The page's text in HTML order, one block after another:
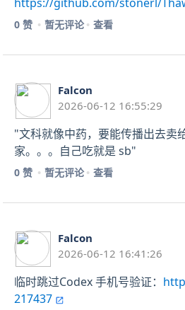
0 赞 暂无评论 查看
Falcon
2026-06-12 16:55:29
"文科就像中药，要能传播出去卖
家。。。自己吃就是 sb"
0 赞 暂无评论 查看
Falcon
2026-06-12 16:41:26
临时跳过Codex 手机号验证：
217437